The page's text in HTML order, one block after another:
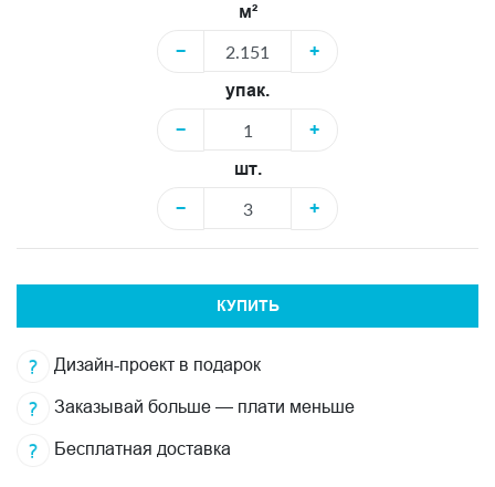
м²
−
+
упак.
−
+
шт.
−
+
КУПИТЬ
Дизайн-проект в подарок
Заказывай больше — плати меньше
Бесплатная доставка